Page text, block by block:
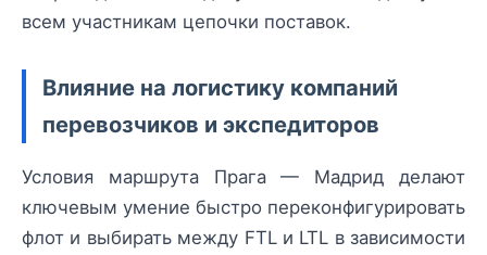
всем участникам цепочки поставок.
Влияние на логистику компаний
перевозчиков и экспедиторов
Условия маршрута Прага — Мадрид делают
ключевым умение быстро переконфигурировать
флот и выбирать между FTL и LTL в зависимости